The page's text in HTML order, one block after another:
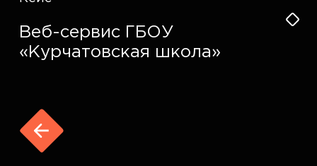
Веб-сервис ГБОУ
«Курчатовская школа»